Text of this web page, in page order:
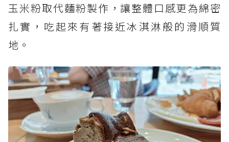
玉米粉取代麵粉製作，讓整體口感更為綿密
扎實，吃起來有著接近冰淇淋般的滑順質
地。